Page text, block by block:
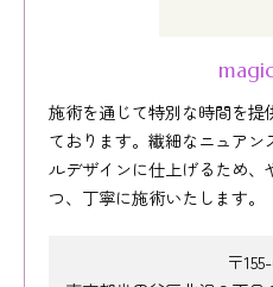
施術を通じて特別な時間を
ております。繊細なニュアン
ルデザインに仕上げるため、
つ、丁寧に施術いたします。
〒